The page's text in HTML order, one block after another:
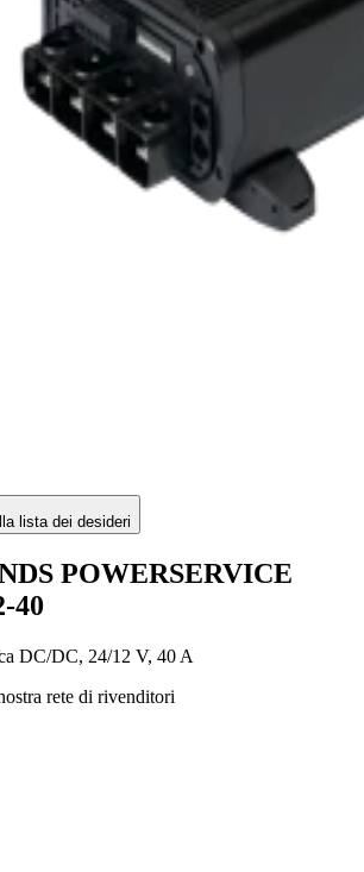
lista dei desideri
POWERSERVICE
40
DC/DC, 24/12 V, 40 A
rete di rivenditori